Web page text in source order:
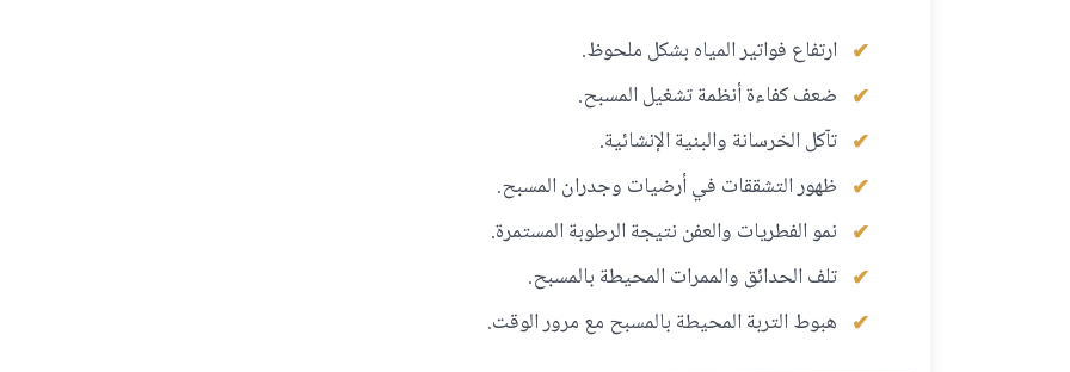
ارتفاع فواتير المياه بشكل ملحوظ.
ضعف كفاءة أنظمة تشغيل المسبح.
تآكل الخرسانة والبنية الإنشائية.
ظهور التشققات في أرضيات وجدران المسبح.
نمو الفطريات والعفن نتيجة الرطوبة المستمرة.
تلف الحدائق والممرات المحيطة بالمسبح.
هبوط التربة المحيطة بالمسبح مع مرور الوقت.